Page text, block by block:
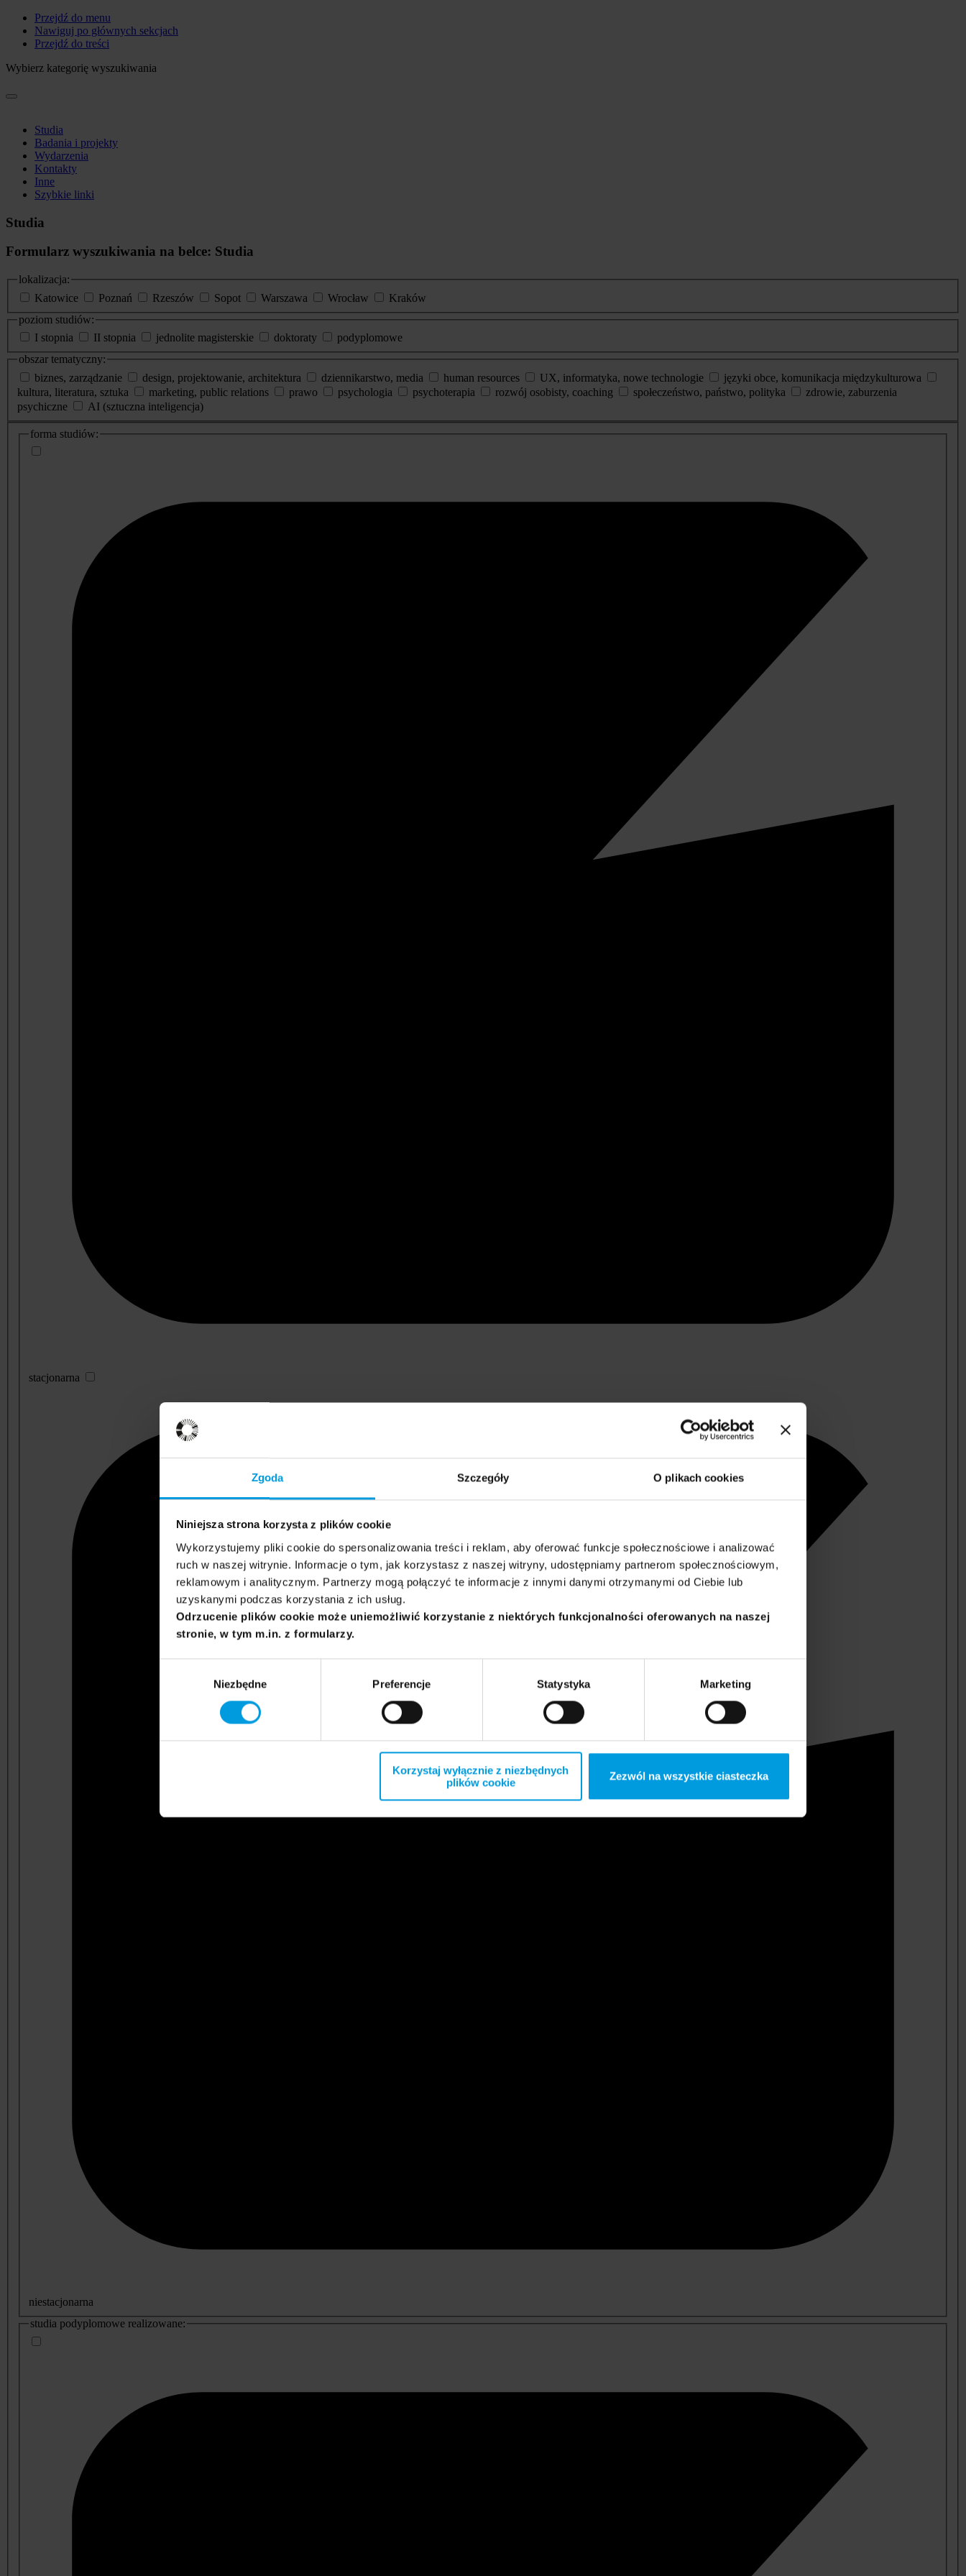
Zgoda Szczegóły O plikach cookies
Niniejsza strona korzysta z plików cookie
Wykorzystujemy pliki cookie do spersonalizowania treści i reklam, aby oferować funkcje społecznościowe i analizować
ruch w naszej witrynie. Informacje o tym, jak korzystasz z naszej witryny, udostępniamy partnerom społecznościowym,
reklamowym i analitycznym. Partnerzy mogą połączyć te informacje z innymi danymi otrzymanymi od Ciebie lub
uzyskanymi podczas korzystania z ich usług.
Odrzucenie plików cookie może uniemożliwić korzystanie z niektórych funkcjonalności oferowanych na naszej
stronie, w tym m.in. z formularzy.
Niezbędne Preferencje Statystyka Marketing
Korzystaj wyłącznie z niezbędnych
plików cookie
Zezwól na wszystkie ciasteczka
Przejdź do menu
Nawiguj po głównych sekcjach
Przejdź do treści
Wybierz kategorię wyszukiwania
Studia
Badania i projekty
Wydarzenia
Kontakty
Inne
Szybkie linki
Studia
Formularz wyszukiwania na belce: Studia
lokalizacja:
Katowice
Poznań Rzeszów Sopot Warszawa Wrocław
Kraków
poziom studiów:
I stopnia
II stopnia jednolite magisterskie doktoraty
podyplomowe
obszar tematyczny:
biznes, zarządzanie
design, projektowanie, architektura dziennikarstwo, media human resources UX, informatyka, nowe technologie
języki obce, komunikacja międzykulturowa
kultura, literatura, sztuka
marketing, public relations prawo psychologia psychoterapia rozwój osobisty, coaching społeczeństwo, państwo, polityka
zdrowie, zaburzenia
psychiczne
AI (sztuczna inteligencja)
dodatkowe
informacje
forma studiów:
stacjonarna
niestacjonarna
studia podyplomowe realizowane: